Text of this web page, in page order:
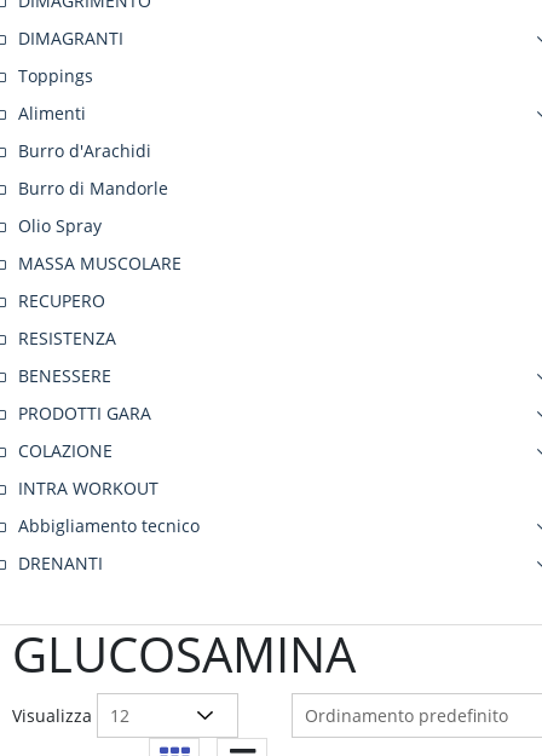
GLUCOSAMINA
Visualizza
DIMAGRANTI
Toppings
Alimenti
Burro d'Arachidi
Burro di Mandorle
Olio Spray
MASSA MUSCOLARE
RECUPERO
RESISTENZA
BENESSERE
PRODOTTI GARA
COLAZIONE
INTRA WORKOUT
Abbigliamento tecnico
DRENANTI